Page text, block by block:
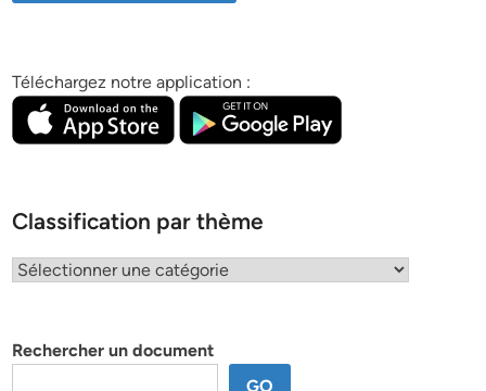
Téléchargez notre application :
Classification par thème
Classification
Rechercher un document
GO